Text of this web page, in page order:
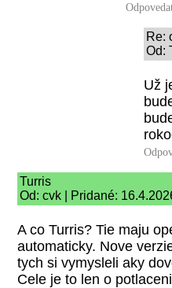
Re:
Od:
Už
Turris
Od: cvk | Pridané:
A co Turris? Tie maju
automaticky. Nove
tych si vymysleli aky
Cele je to len o